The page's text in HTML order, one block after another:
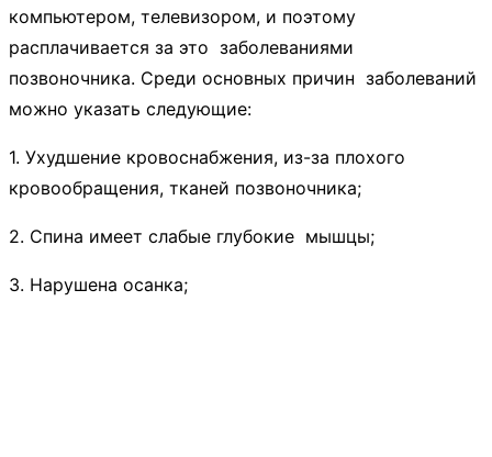
компьютером, телевизором, и поэтому
расплачивается за это заболеваниями
позвоночника. Среди основных причин заболеваний
можно указать следующие:
1. Ухудшение кровоснабжения, из-за плохого
кровообращения, тканей позвоночника;
2. Спина имеет слабые глубокие мышцы;
3. Нарушена осанка;